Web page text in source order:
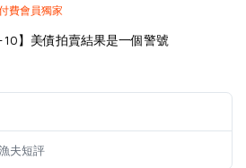
費會員獨家
】美債拍賣結果是一個警號
夫短評